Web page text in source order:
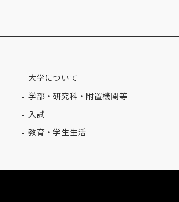
大学について
学部・研究科・附置機関等
入試
教育・学生生活